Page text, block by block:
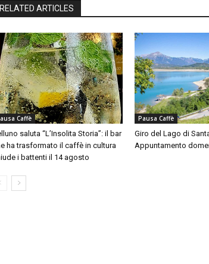
RELATED ARTICLES
Caffè
saluta “L’Insolita Storia”: il bar
ha trasformato il caffè in cultura
i battenti il 14 agosto
Pausa Caffè
Giro del Lago di
Appuntamento